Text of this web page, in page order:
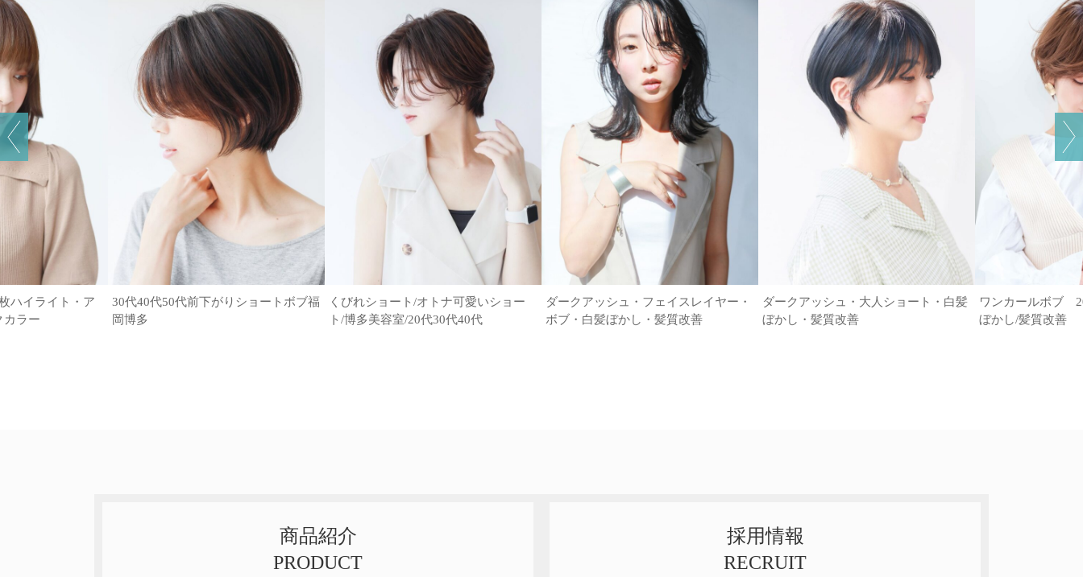
ハイライト・ア
カラー
30代40代50代前下がりショートボブ福
岡博多
くびれショート/オトナ可愛いショー
ト/博多美容室/20代30代40代
ダークアッシュ・フェイスレイヤー・
ボブ・白髪ぼかし・髪質改善
ダークアッシュ・大人ショート・白髪
ぼかし・髪質改善
ワンカールボブ
ぼかし/髪質改善
商品紹介
PRODUCT
採用情報
RECRUIT